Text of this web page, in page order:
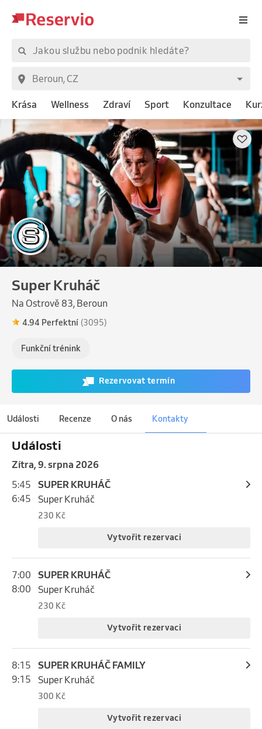
Krása Wellness Zdraví Sport Konzultace
Super Kruháč
Na Ostrově 83, Beroun
4.94 Perfektní (3095)
Funkční trénink
Rezervovat termín
Události Recenze O nás Kontakty
Události
Zítra, 9. srpna 2026
5:45
6:45
SUPER KRUHÁČ
Super Kruháč
230 Kč
Vytvořit rezervaci
7:00
8:00
SUPER KRUHÁČ
Super Kruháč
230 Kč
Vytvořit rezervaci
8:15
9:15
SUPER KRUHÁČ FAMILY
Super Kruháč
300 Kč
Vytvořit rezervaci